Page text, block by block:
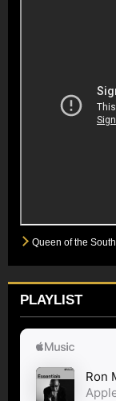
Queen of the South
PLAYLIST